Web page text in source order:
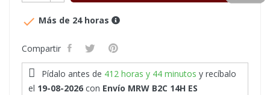
 Más de 24 horas
Compartir
Pídalo antes de 412 horas y 44 minutos y recíbalo
el 19-08-2026 con Envío MRW B2C 14H ES